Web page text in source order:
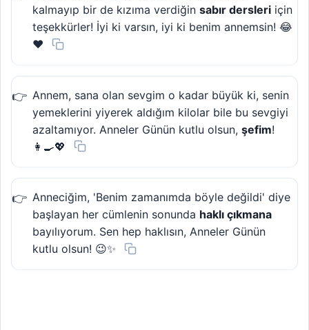
kalmayıp bir de kızıma verdiğin sabır dersleri için
teşekkürler! İyi ki varsın, iyi ki benim annemsin! 😂
❤️
Annem, sana olan sevgim o kadar büyük ki, senin
yemeklerini yiyerek aldığım kilolar bile bu sevgiyi
azaltamıyor. Anneler Günün kutlu olsun, şefim!
👩‍🍳💖
Anneciğim, 'Benim zamanımda böyle değildi' diye
başlayan her cümlenin sonunda haklı çıkmana
bayılıyorum. Sen hep haklısın, Anneler Günün
kutlu olsun! 😉✨